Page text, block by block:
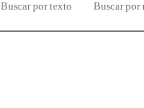
Buscar por texto Buscar por